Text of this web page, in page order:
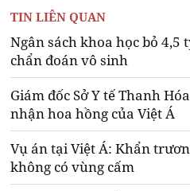
TIN LIÊN QUAN
Ngân sách khoa học bỏ 4,5
chẩn đoán vô sinh
Giám đốc Sở Y tế Thanh
nhận hoa hồng của Việt Á
Vụ án tại Việt Á: Khẩn
không có vùng cấm